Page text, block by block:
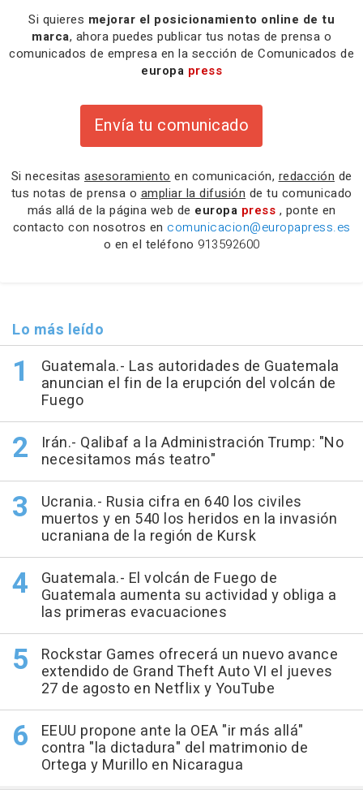
Si quieres mejorar el posicionamiento online de tu
marca, ahora puedes publicar tus notas de prensa o
comunicados de empresa en la sección de Comunicados de
europa press
Envía tu comunicado
Si necesitas asesoramiento en comunicación, redacción de
tus notas de prensa o ampliar la difusión de tu comunicado
más allá de la página web de europa press , ponte en
contacto con nosotros en comunicacion@europapress.es
o en el teléfono 913592600
Lo más leído
Guatemala.- Las autoridades de Guatemala
anuncian el fin de la erupción del volcán de
Fuego
Irán.- Qalibaf a la Administración Trump: "No
necesitamos más teatro"
Ucrania.- Rusia cifra en 640 los civiles
muertos y en 540 los heridos en la invasión
ucraniana de la región de Kursk
Guatemala.- El volcán de Fuego de
Guatemala aumenta su actividad y obliga a
las primeras evacuaciones
Rockstar Games ofrecerá un nuevo avance
extendido de Grand Theft Auto VI el jueves
27 de agosto en Netflix y YouTube
EEUU propone ante la OEA "ir más allá"
contra "la dictadura" del matrimonio de
Ortega y Murillo en Nicaragua